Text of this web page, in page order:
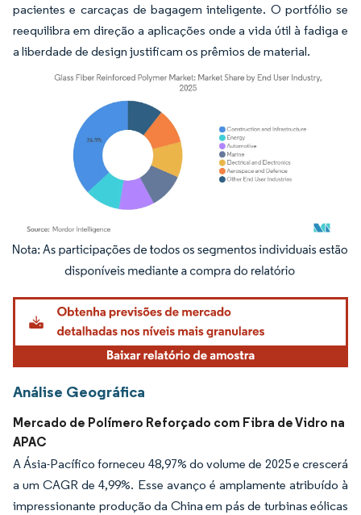
pacientes e carcaças de bagagem inteligente. O portfólio se
reequilibra em direção a aplicações onde a vida útil à fadiga e
a liberdade de design justificam os prêmios de material.
Imagem © Mordor Intelligence. O reuso requer atribuição conforme CC BY 4.0.
Análise Geográfica
Mercado de Polímero Reforçado com Fibra de Vidro na
APAC
A Ásia-Pacífico forneceu 48,97% do volume de 2025 e crescerá
a um CAGR de 4,99%. Esse avanço é amplamente atribuído à
impressionante produção da China em pás de turbinas eólicas